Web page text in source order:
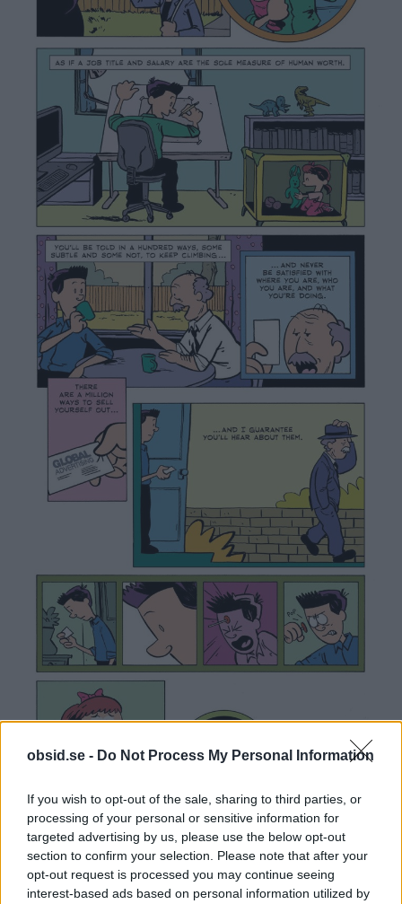
obsid.se - Do Not Process My Personal Information
If you wish to opt-out of the sale, sharing to third parties, or
processing of your personal or sensitive information for
targeted advertising by us, please use the below opt-out
section to confirm your selection. Please note that after your
opt-out request is processed you may continue seeing
interest-based ads based on personal information utilized by